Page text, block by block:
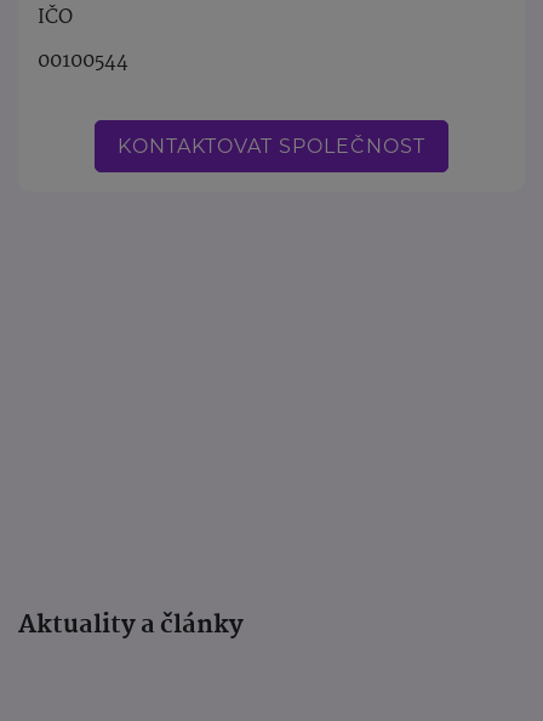
IČO
00100544
KONTAKTOVAT SPOLEČNOST
Aktuality a články